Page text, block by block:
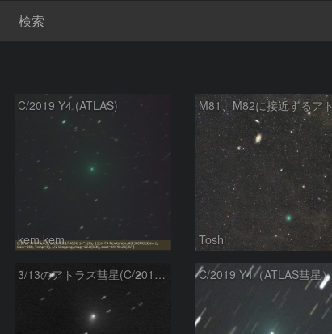
検索
C/2019 Y4 (ATLAS)
kem.kem Toshi
3/13のアトラス彗星(C/2019 Y4) C/2019 Y4（ATLAS彗星）